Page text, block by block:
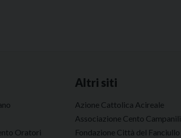
Oratori
Altri siti
Azione Cattolica Acireale
Associazione Cento Campanili
Fondazione Città del Fanciullo